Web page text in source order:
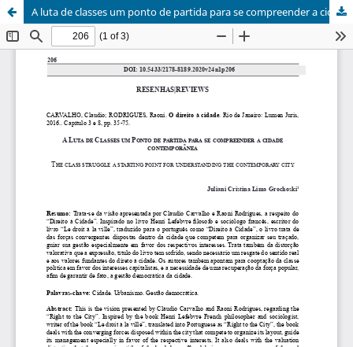
A luta de classes um ponto de partida para se compreender a cidade contemporânea